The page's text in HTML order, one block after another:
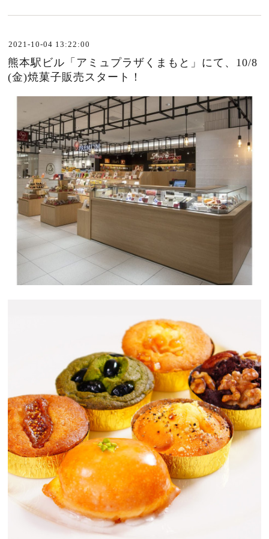
2021-10-04 13:22:00
熊本駅ビル「アミュプラザくまもと」にて、10/8
(金)焼菓子販売スタート！